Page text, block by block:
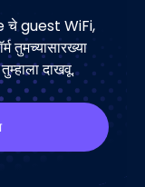
चे guest WiFi,
तुमच्यासारख्या
दाखवू.